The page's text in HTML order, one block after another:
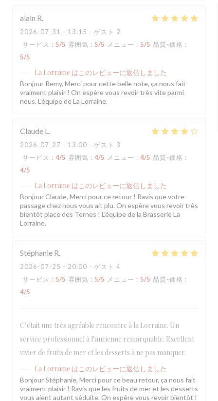
alain R
2026-07-31 - 13:15 - ゲスト 2
サービス : 5/5 雰囲気 : 5/5 メニュー : 5/5 品質-価格 :
5/5
La Lorraine はこのレビューに返信しました
Bonjour Remy, Merci pour cette belle note, ça nous fait
vraiment plaisir ! On espère vous revoir très vite parmi
nous. L'équipe de La Lorraine.
Claude L
2026-07-27 - 13:00 - ゲスト 3
サービス : 4/5 雰囲気 : 4/5 メニュー : 4/5 品質-価格 :
4/5
La Lorraine はこのレビューに返信しました
Bonjour Claude, Merci pour ce retour ! Ravis que votre
passage chez nous vous ait plu. On espère vous revoir très
bientôt place des Ternes ! L'équipe de la Brasserie La
Lorraine.
Stéphanie R
2026-07-25 - 20:00 - ゲスト 4
サービス : 5/5 雰囲気 : 5/5 メニュー : 5/5 品質-価格 :
4/5
C’était une très agréable rencontre à la Lorraine. Un
service professionnel à l’ancienne remarquable. Excellent
vivier de fruits de mer et les desserts à ne pas manquer.
La Lorraine はこのレビューに返信しました
Bonjour Stéphanie, Merci pour ce beau retour, ça nous fait
vraiment plaisir ! Ravis que les fruits de mer et les desserts
vous aient autant séduite. On espère vous revoir bientôt !